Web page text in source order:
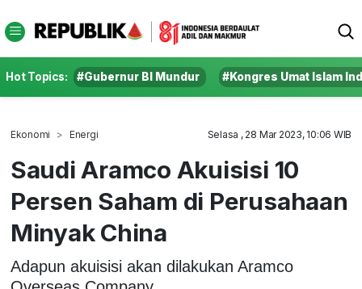
Hot Topics: #Gubernur BI Mundur #Kongres Umat Islam
Ekonomi Energi Selasa , 28 Mar 2023, 10:06 WIB
Saudi Aramco Akuisisi 10
Persen Saham di Perusahaan
Minyak China
Adapun akuisisi akan dilakukan Aramco